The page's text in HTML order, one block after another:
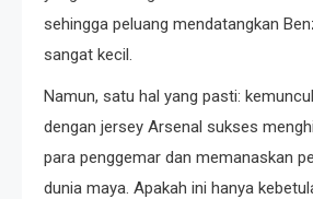
sehingga peluang mendatangkan
sangat kecil.
Namun, satu hal yang pasti:
dengan jersey Arsenal sukses
para penggemar dan memanaskan
dunia maya. Apakah ini hanya